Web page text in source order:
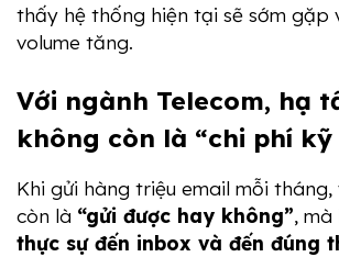
thấy hệ thống hiện tại sẽ sớm gặp
volume tăng.
Với ngành Telecom, hạ
không còn là “chi phí
Khi gửi hàng triệu email mỗi
còn là “gửi được hay không”, mà
thực sự đến inbox và đến đúng